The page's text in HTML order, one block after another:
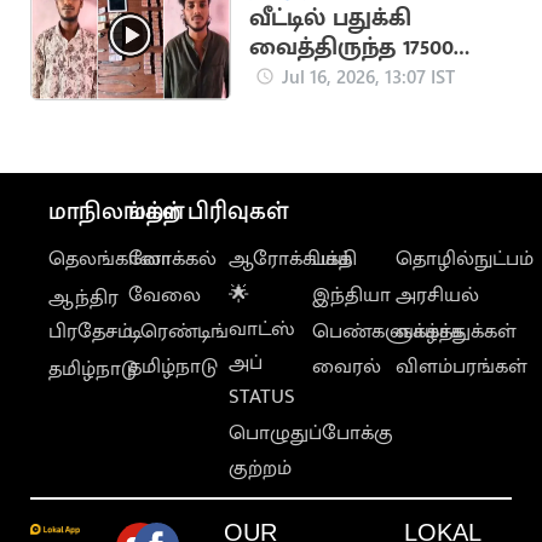
வீட்டில் பதுக்கி
வைத்திருந்த 17500
போதை மாத்திரைகள்
Jul 16, 2026, 13:07 IST
மாநிலங்கள்
தெலங்கானா
ஆந்திர
பிரதேசம்
தமிழ்நாடு
மற்ற பிரிவுகள்
லோக்கல்
வேலை
டிரெண்டிங்
தமிழ்நாடு
ஆரோக்கியம்
🌟
வாட்ஸ்
அப்
STATUS
பொழுதுப்போக்கு
குற்றம்
பக்தி
இந்தியா
பெண்களுக்காக
வைரல்
தொழில்நுட்பம்
அரசியல்
வாழ்த்துக்கள்
விளம்பரங்கள்
OUR LOKAL